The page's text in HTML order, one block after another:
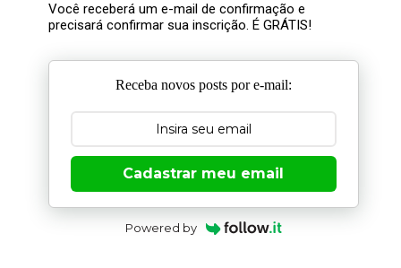
Você receberá um e-mail de confirmação e
precisará confirmar sua inscrição. É GRÁTIS!
Receba novos posts por e-mail:
Cadastrar meu email
Powered by